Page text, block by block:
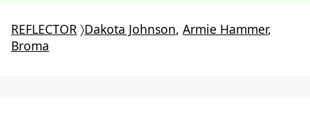
REFLECTOR 〉Dakota Johnson, Armie Hammer,
Broma